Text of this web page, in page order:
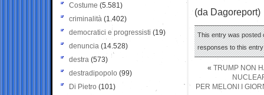
(da Dagoreport)
This entry was posted
responses to this
« TRUMP NON
PER MELONI I
Costume (5.581)
criminalità (1.402)
democratici e progressisti (19)
denuncia (14.528)
destra (573)
destradipopolo (99)
Di Pietro (101)